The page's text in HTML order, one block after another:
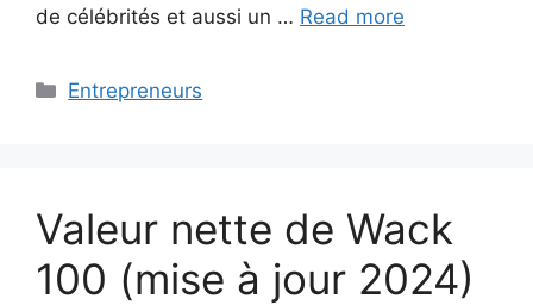
de célébrités et aussi un … Read more
Categories
Entrepreneurs
Valeur nette de Wack
100 (mise à jour 2024)